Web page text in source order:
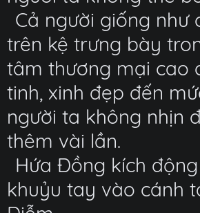
Cả người giống như
trên kệ trưng bày
tâm thương mại cao
tinh, xinh đẹp đến
người ta không nhịn
thêm vài lần.
Hứa Đồng kích
khuỷu tay vào cánh